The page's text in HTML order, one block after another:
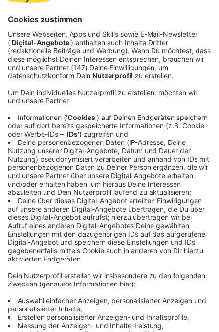
Millionen haben, sondern je nach Größe des
Unternehmens, können das 100, 200 oder 300 Millionen
Immer auf dem Laufenden
bleiben!
Verpass' nichts mehr - mit unserem kostenlosen
ANTENNE BAYERN Newsletter. Ob Nachrichten,
Lifestyle oder unsere neuesten Aktionen - wir
informieren dich.
Zum Newsletter anmelden